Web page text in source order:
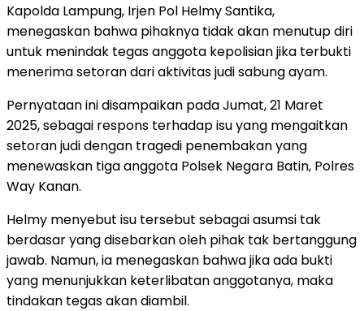
Kapolda Lampung, Irjen Pol Helmy Santika,
menegaskan bahwa pihaknya tidak akan menutup diri
untuk menindak tegas anggota kepolisian jika terbukti
menerima setoran dari aktivitas judi sabung ayam.
Pernyataan ini disampaikan pada Jumat, 21 Maret
2025, sebagai respons terhadap isu yang mengaitkan
setoran judi dengan tragedi penembakan yang
menewaskan tiga anggota Polsek Negara Batin, Polres
Way Kanan.
Helmy menyebut isu tersebut sebagai asumsi tak
berdasar yang disebarkan oleh pihak tak bertanggung
jawab. Namun, ia menegaskan bahwa jika ada bukti
yang menunjukkan keterlibatan anggotanya, maka
tindakan tegas akan diambil.